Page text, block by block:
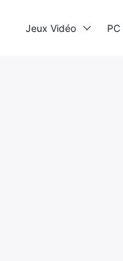
Jeux Vidéo